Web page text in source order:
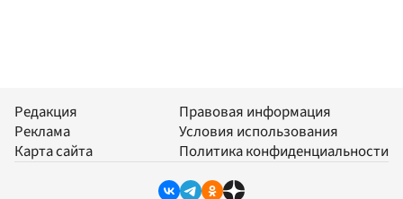
Редакция
Реклама
Карта сайта
Правовая информация
Условия использования
Политика конфиденциальности